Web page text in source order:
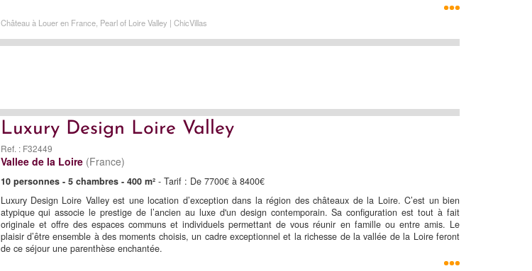
Château à Louer en France, Pearl of Loire Valley | ChicVillas
Luxury Design Loire Valley
Ref. : F32449
Vallee de la Loire (France)
10 personnes - 5 chambres - 400 m²- Tarif : De 7700€ à 8400€
Luxury Design Loire Valley est une location d’exception dans la région des châteaux de la Loire. C’est un bien
atypique qui associe le prestige de l’ancien au luxe d'un design contemporain. Sa configuration est tout à fait
originale et offre des espaces communs et individuels permettant de vous réunir en famille ou entre amis. Le
plaisir d’être ensemble à des moments choisis, un cadre exceptionnel et la richesse de la vallée de la Loire feront
de ce séjour une parenthèse enchantée.